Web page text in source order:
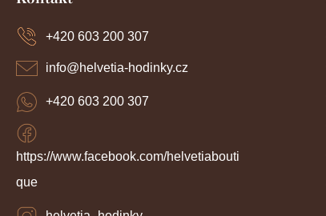
info@helvetia-hodinky.cz
+420 603 200 307
https://www.facebook.com/helvetiabouti
que
+420 603 200 307